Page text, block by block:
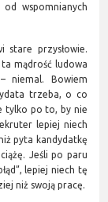
wspomnianych
stare przysłowie.
mądrość ludowa
niemal. Bowiem
trzeba, o co
tylko po to, by nie
lepiej niech
pyta kandydatkę
Jeśli po paru
lepiej niech tę
niż swoją pracę.